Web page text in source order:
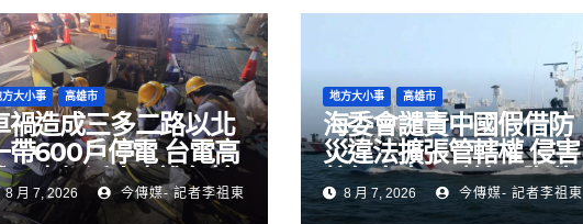
方大小事 高雄市
禍造成三多二路以北
帶600戶停電 台電高
區處加派人力進行搶
8 月 7, 2026 今傳媒- 記者李祖東
地方大小事 高雄市
海委會譴責中國假借防
災違法擴張管轄權 侵害
航行自由，破壞國際秩
序8 月 7, 2026 今傳媒- 記者李祖東